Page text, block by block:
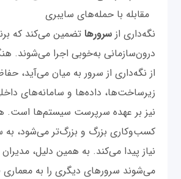
مقابله با حمله‌های سایبری
نگه‌داری ازسرورهاتضمین می‌کند که
درون‌سازمانی به‌خوبی اجرا می‌شوند.
از نگه‌داری از سرور به میان می‌آید،
زیرساخت‌ها، داده‌ها و سامانه‌های
نیز بر عهده سرپرست سیستم‌ها است.
کسب‌و‌کاری بزرگ‌ و بزرگ‌تر می‌شود،
نیاز پیدا می‌کند. به همین دلیل،
می‌شوند سرورهای دیگری را به